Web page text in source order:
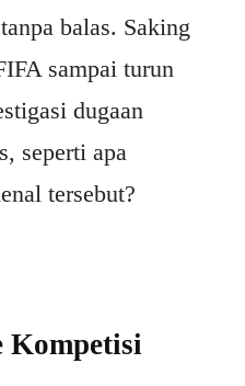
balas. Saking
sampai turun
dugaan
seperti apa
tersebut?
Kompetisi